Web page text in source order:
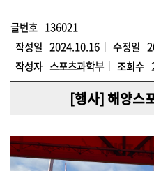
글번호 136021
작성일 2024.10.16 수정일
작성자 스포츠과학부 조회수
[행사] 해양스